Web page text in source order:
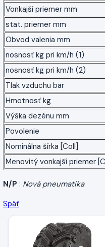
Vonkajší priemer mm
stat. priemer mm
Obvod valenia mm
nosnosť kg pri km/h (1)
nosnosť kg pri km/h (2)
Tlak vzduchu bar
Hmotnosť kg
Výška dezénu mm
Povolenie
Nominálna šírka [Coll]
Menovitý vonkajší priemer
N/P : Nová pneumatika
Späť